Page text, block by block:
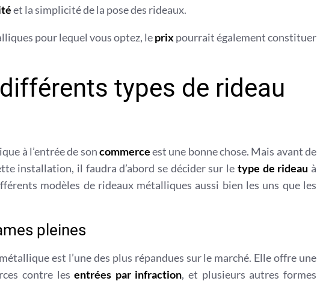
et la simplicité de la pose des rideaux.
pour lequel vous optez, leprixpourrait également constituer
types de rideau
à l’entrée de soncommerceest une bonne chose. Mais avant de
installation, il faudra d’abord se décider sur le type de rideau à
modèles de rideaux métalliques aussi bien les uns que les
pleines
est l’une des plus répandues sur le marché. Elle offre une
contre lesentrées par infraction, et plusieurs autres formes